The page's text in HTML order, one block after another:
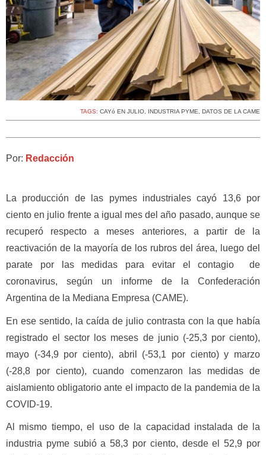
TAGS: CAYó EN JULIO, INDUSTRIA PYME, DATOS DE LA CAME
Por: Redacción
La producción de las pymes industriales cayó 13,6 por
ciento en julio frente a igual mes del año pasado, aunque se
recuperó respecto a meses anteriores, a partir de la
reactivación de la mayoría de los rubros del área, luego del
parate por las medidas para evitar el contagio de
coronavirus, según un informe de la Confederación
Argentina de la Mediana Empresa (CAME).
En ese sentido, la caída de julio contrasta con la que había
registrado el sector los meses de junio (-25,3 por ciento),
mayo (-34,9 por ciento), abril (-53,1 por ciento) y marzo
(-28,8 por ciento), cuando comenzaron las medidas de
aislamiento obligatorio ante el impacto de la pandemia de la
COVID-19.
Al mismo tiempo, el uso de la capacidad instalada de la
industria pyme subió a 58,3 por ciento, desde el 52,9 por